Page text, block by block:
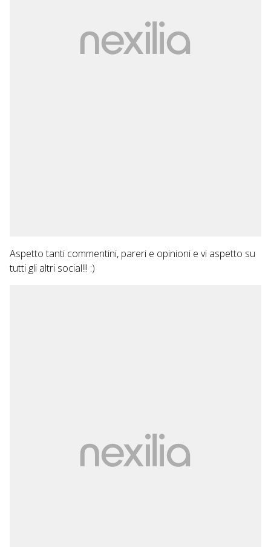
Aspetto tanti commentini, pareri e opinioni e vi aspetto su
tutti gli altri social!!! :)